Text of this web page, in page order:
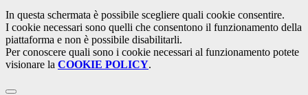
In questa schermata è possibile scegliere quali cookie consentire.
I cookie necessari sono quelli che consentono il funzionamento della
piattaforma e non è possibile disabilitarli.
Per conoscere quali sono i cookie necessari al funzionamento potete
visionare la COOKIE POLICY.